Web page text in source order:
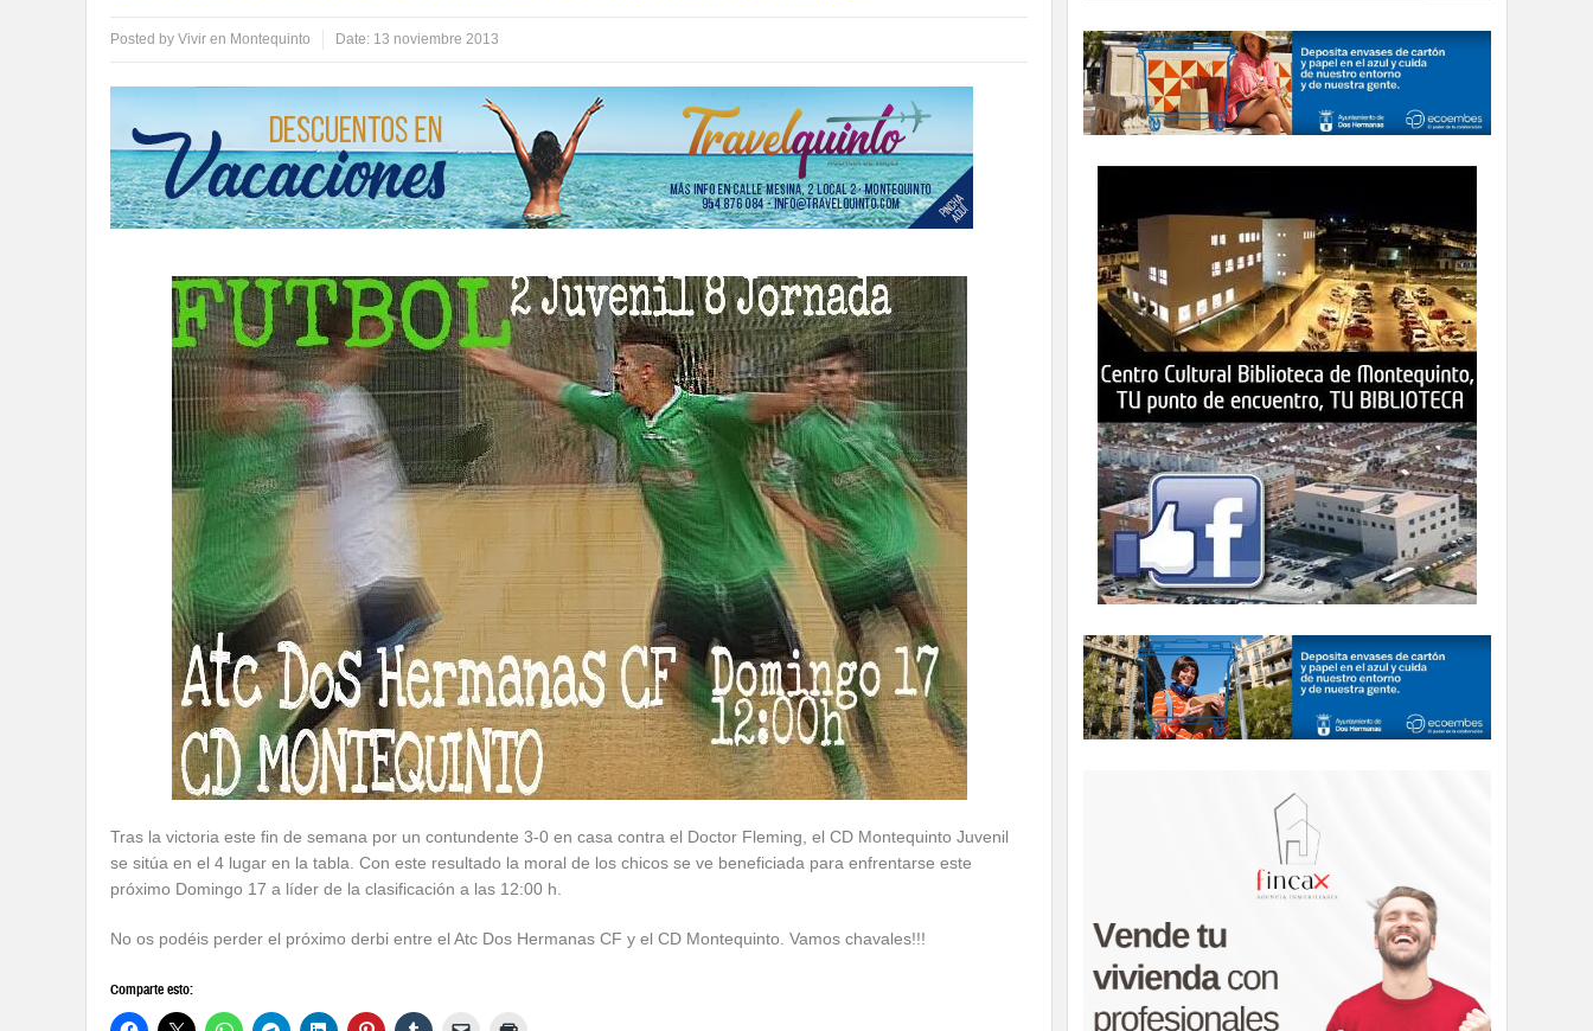
Posted by Vivir en Montequinto Date: 13 noviembre 2013
Tras la victoria este fin de semana por un contundente 3-0 en casa contra el Doctor Fleming, el CD Montequinto Juvenil
se sitúa en el 4 lugar en la tabla. Con este resultado la moral de los chicos se ve beneficiada para enfrentarse este
próximo Domingo 17 a líder de la clasificación a las 12:00 h.
No os podéis perder el próximo derbi entre el Atc Dos Hermanas CF y el CD Montequinto. Vamos chavales!!!
Comparte esto: